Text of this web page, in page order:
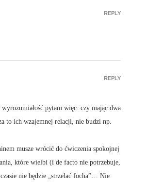
REPLY
pytam więc: czy mając dwa
to ich wzajemnej relacji, nie budzi np.
musze wrócić do ćwiczenia spokojnej
które wielbi (i de facto nie potrzebuje,
nie będzie „strzelać focha”… Nie
REPLY